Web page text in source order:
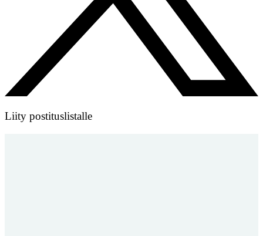
Liity postituslistalle